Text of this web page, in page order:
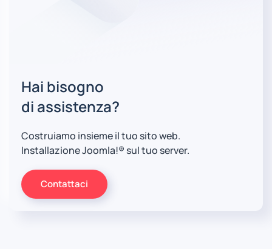
Hai bisogno
di assistenza?
Costruiamo insieme il tuo sito web.
Installazione Joomla!® sul tuo server.
Contattaci